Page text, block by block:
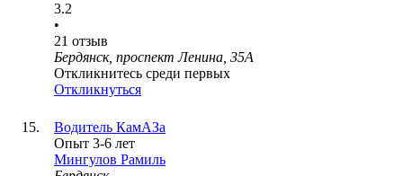
3.2
•
21 отзыв
Бердянск, проспект Ленина, 35А
Откликнитесь среди первых
Откликнуться
Водитель КамАЗа
Опыт 3-6 лет
Мингулов Рамиль